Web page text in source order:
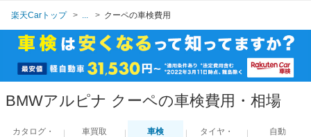
楽天Carトップ クーペの車検費用
BMWアルピナ クーペの車検費用・相場
カタログ・
車買取
車検
タイヤ・
自動